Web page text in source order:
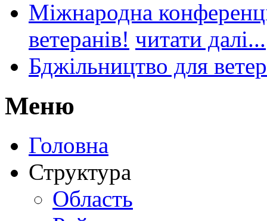
Міжнародна
ветеранів! читати далі...
Бджільництво для
Меню
Головна
Структура
Область